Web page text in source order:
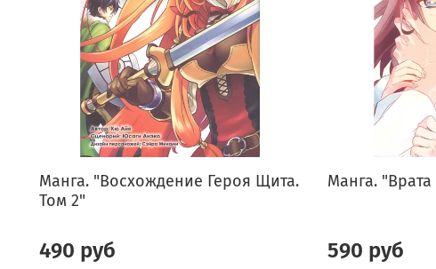
Манга. "Восхождение Героя Щита.
Том 2"
490 руб
Манга.
590 руб